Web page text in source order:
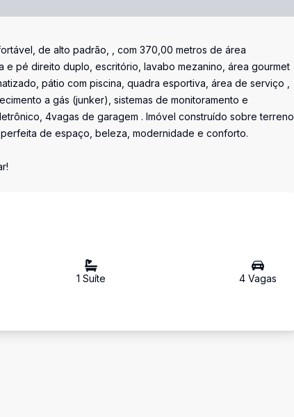
de alto padrão, , com 370,00 metros de área
e pé direito duplo, escritório, lavabo mezanino, área gourmet
pátio com piscina, quadra esportiva, área de serviço ,
a gás (junker), sistemas de monitoramento e
4vagas de garagem . Imóvel construído sobre terreno
de espaço, beleza, modernidade e conforto.
1 Suíte 4Vagas